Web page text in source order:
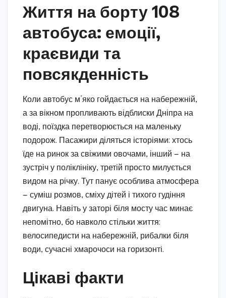
Життя на борту 108
автобуса: емоції,
краєвиди та
повсякденність
Коли автобус м’яко гойдається на набережній,
а за вікном пропливають відблиски Дніпра на
воді, поїздка перетворюється на маленьку
подорож. Пасажири діляться історіями: хтось
їде на ринок за свіжими овочами, інший — на
зустріч у поліклініку, третій просто милується
видом на річку. Тут панує особлива атмосфера
— суміш розмов, сміху дітей і тихого гудіння
двигуна. Навіть у заторі біля мосту час минає
непомітно, бо навколо стільки життя:
велосипедисти на набережній, рибалки біля
води, сучасні хмарочоси на горизонті.
Цікаві факти